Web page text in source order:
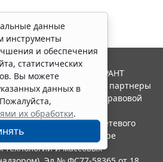
данные
инструменты
и обеспечения
статистических
Вы можете
данных в
их обработки.
2026. Система ГАРАНТ
Компания "Гарант" и ее партнеры
ассоциации правовой
в качестве сетевого
по надзору в сфере
и массовых